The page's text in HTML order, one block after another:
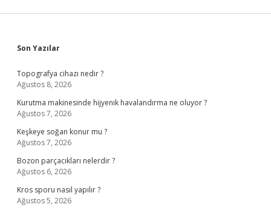
Sidebar
Son Yazılar
Topografya cihazı nedir ?
Ağustos 8, 2026
Kurutma makinesinde hijyenik havalandırma ne oluyor ?
Ağustos 7, 2026
Keşkeye soğan konur mu ?
Ağustos 7, 2026
Bozon parçacıkları nelerdir ?
Ağustos 6, 2026
Kros sporu nasıl yapılır ?
Ağustos 5, 2026